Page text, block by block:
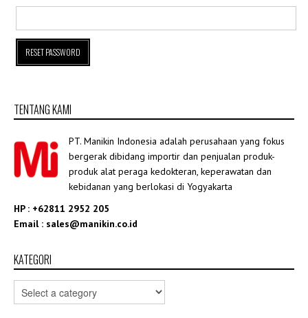
TENTANG KAMI
PT. Manikin Indonesia adalah perusahaan yang fokus
bergerak dibidang importir dan penjualan produk-
produk alat peraga kedokteran, keperawatan dan
kebidanan yang berlokasi di Yogyakarta
HP : +62811 2952 205
Email : sales@manikin.co.id
KATEGORI